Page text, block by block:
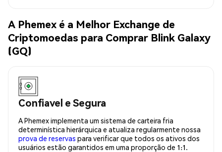
A Phemex é a Melhor Exchange de
Criptomoedas para Comprar Blink Galaxy
(GQ)
Confiavel e Segura
A Phemex implementa um sistema de carteira fria
determinística hierárquica e atualiza regularmente nossa
prova de reservas para verificar que todos os ativos dos
usuários estão garantidos em uma proporção de 1:1.